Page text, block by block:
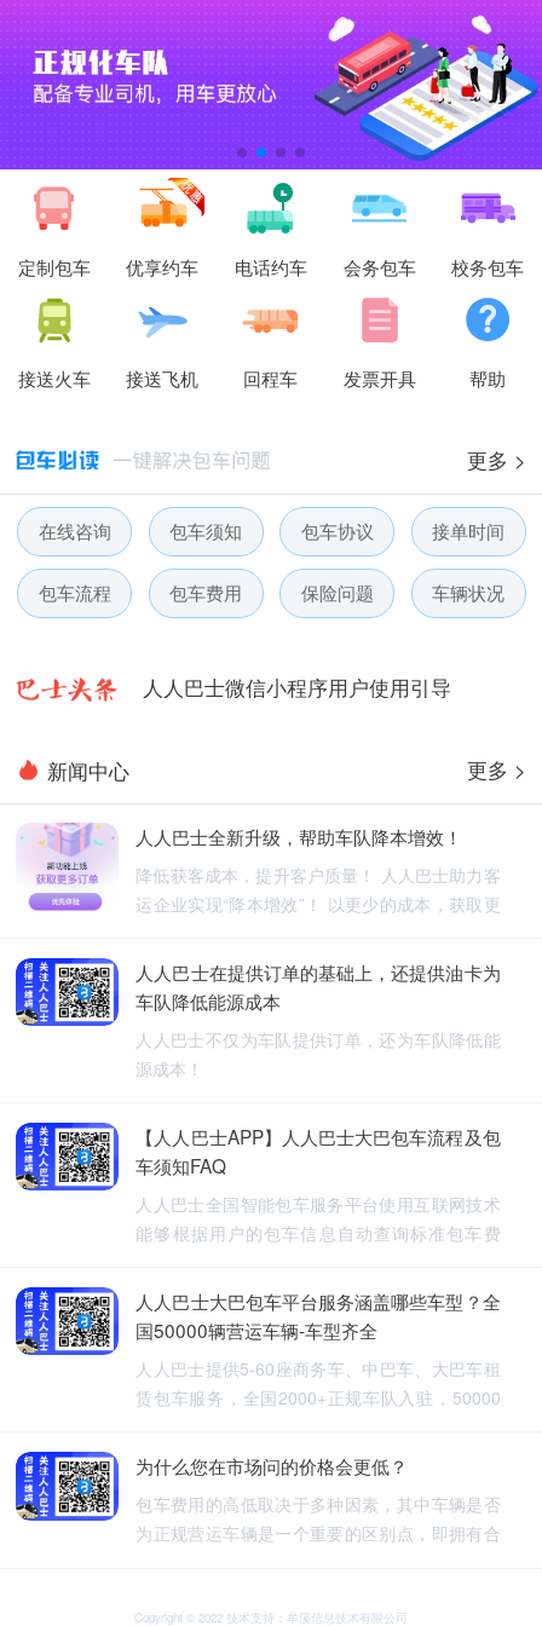
定制包车 优享约车 电话约车 会务包车 校务包车
接送火车 接送飞机 回程车 发票开具 帮助
更多 >
在线咨询 包车须知 包车协议 接单时间
包车流程 包车费用 保险问题 车辆状况
人人巴士春节放假通知-杭州包车网
人人巴士电话包车5月数据榜
人人巴士微信小程序用户使用引导
人人巴士五一放假通知-杭州包车网
人人巴士春节放假通知-杭州包车网
新闻中心 更多 >
人人巴士全新升级，帮助车队降本增效！
降低获客成本，提升客户质量！ 人人巴士助力客
运企业实现“降本增效”！ 以更少的成本，获取更
人人巴士在提供订单的基础上，还提供油卡为
车队降低能源成本
人人巴士不仅为车队提供订单，还为车队降低能
源成本！
【人人巴士APP】人人巴士大巴包车流程及包
车须知FAQ
人人巴士全国智能包车服务平台使用互联网技术
能够根据用户的包车信息自动查询标准包车费
车、长期包车、接送飞机、厂班车、校车、婚庆
租车等包车带司机服务。
人人巴士大巴包车平台服务涵盖哪些车型？全
国50000辆营运车辆-车型齐全
人人巴士提供5-60座商务车、中巴车、大巴车租
赁包车服务，全国2000+正规车队入驻，50000
行更安全
为什么您在市场问的价格会更低？
包车费用的高低取决于多种因素，其中车辆是否
为正规营运车辆是一个重要的区别点，即拥有合
可能会提供较低的包车费用，因为它们不需要承
Copyright © 2022 技术支持：牟溪信息技术有限公司